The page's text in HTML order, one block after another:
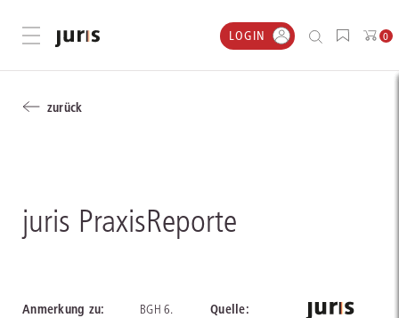
Menü öffnen LOGIN 0
zurück
juris PraxisReporte
Anmerkung zu:
BGH 6.
Quelle: